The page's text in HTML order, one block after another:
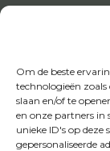
Om de beste
technologieën
slaan en/of te
en onze partners in
unieke ID's op deze
gepersonaliseerde